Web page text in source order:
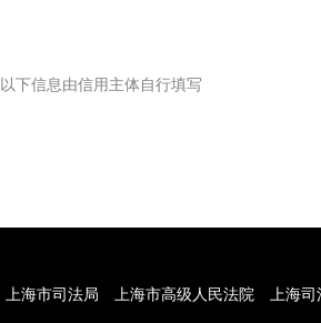
以下信息由信用主体自行填写
上海市司法局 上海市高级人民法院
上海